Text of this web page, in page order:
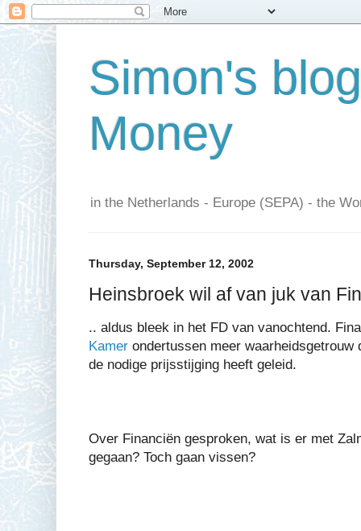
Simon's
Money
in the Netherlands - Europe (SEPA) - the
Thursday, September 12, 2002
Heinsbroek wil af van juk van
.. aldus bleek in het FD van vanochtend.
Kamer ondertussen meer
de nodige prijsstijging heeft geleid.
Over Financiën gesproken, wat is er met
gegaan? Toch gaan vissen?